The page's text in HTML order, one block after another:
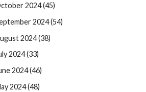
2024 (45)
2024 (54)
2024 (38)
2024 (33)
2024 (46)
2024 (48)